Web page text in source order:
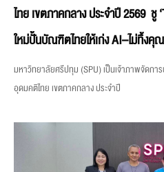
ไทย เขตภาคกลาง ประจำปี 2569 ชู
ใหม่ปั้นบัณฑิตไทยให้เก่ง AI–ไม่ทิ้งคุ
มหาวิทยาลัยศรีปทุม (SPU) เป็นเจ้าภาพจัดก
อุดมคติไทย เขตภาคกลาง ประจำปี